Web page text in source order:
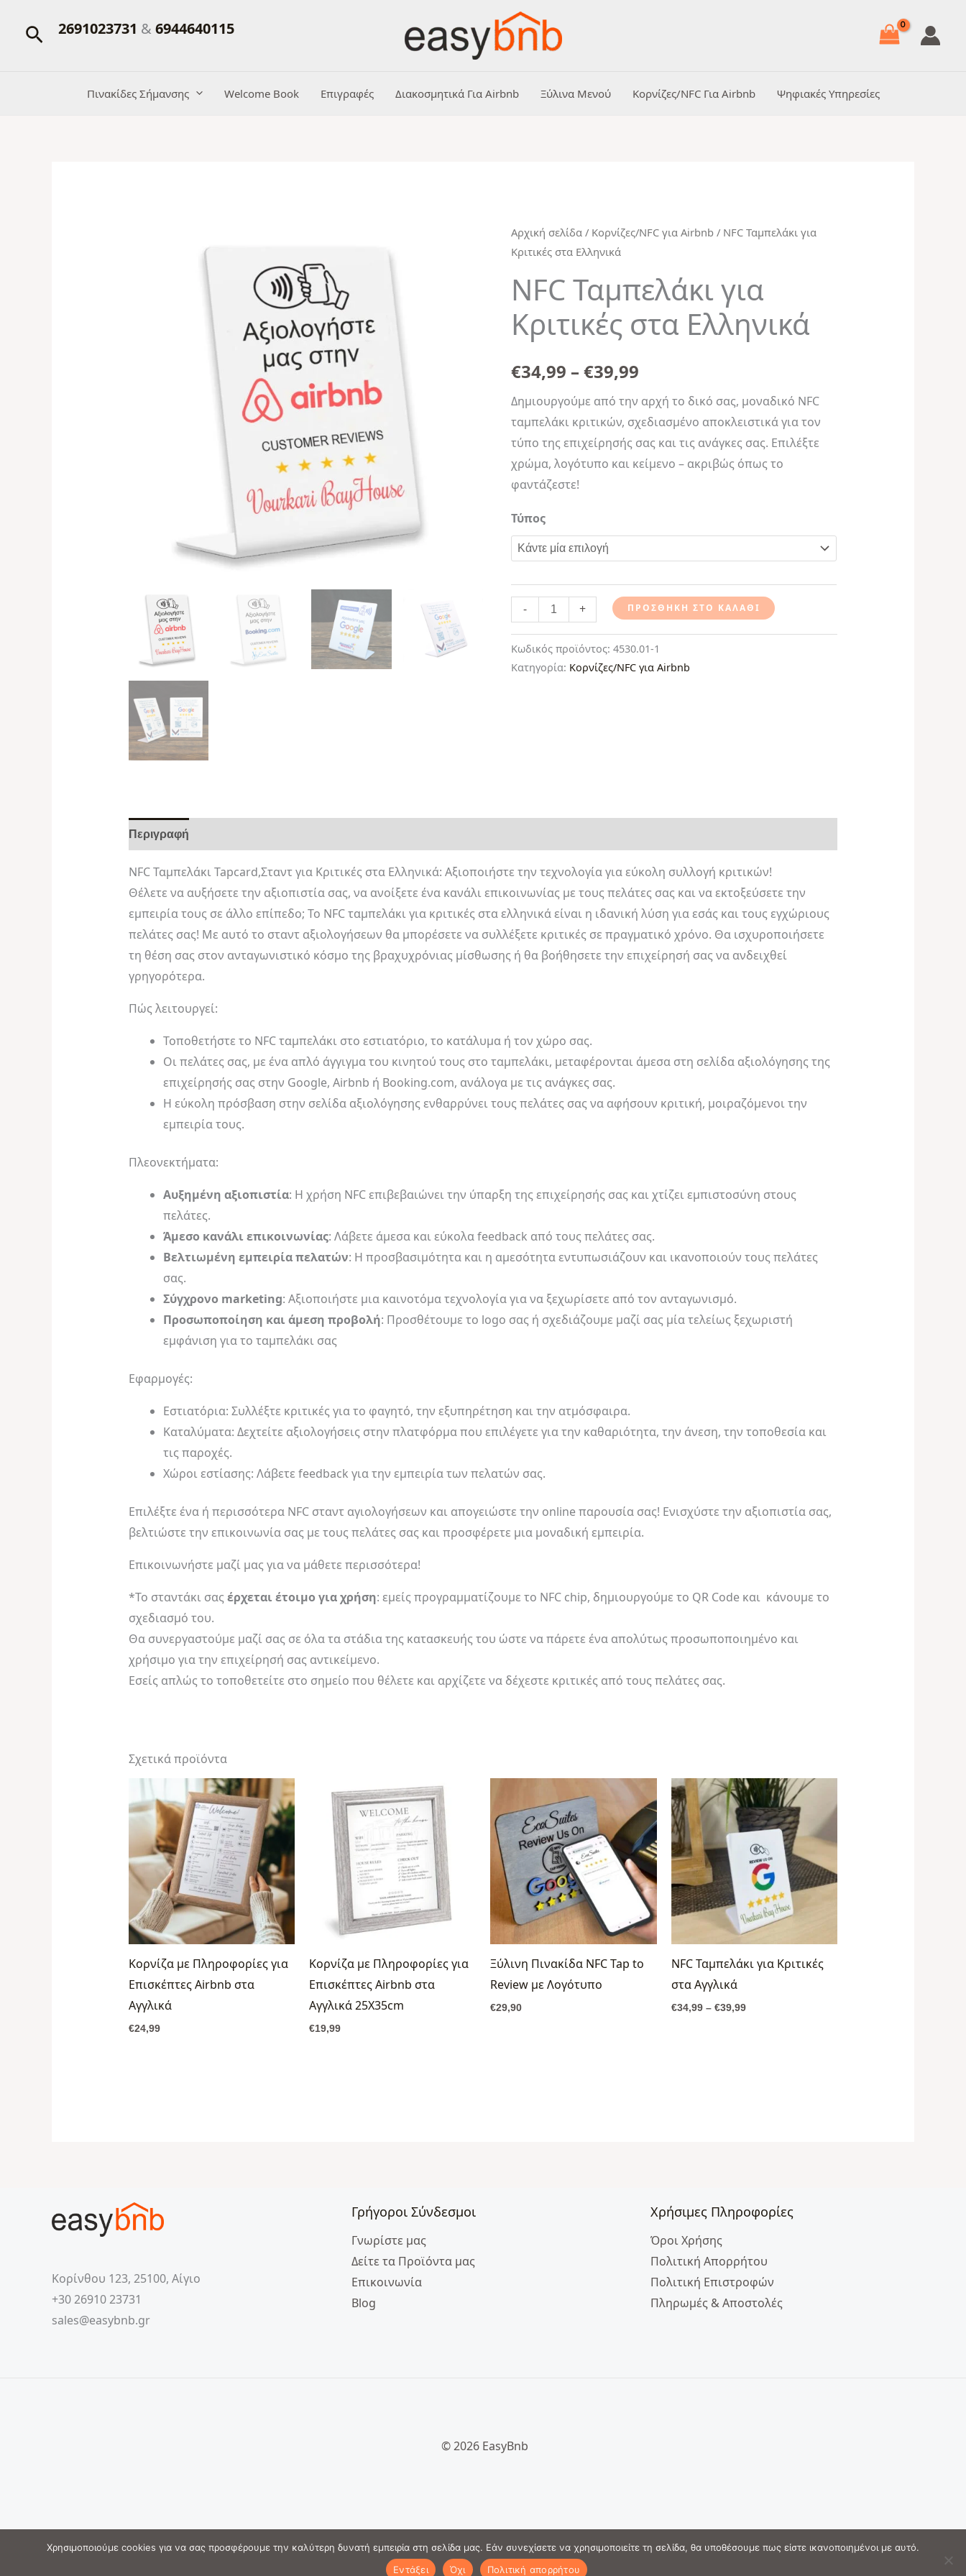
Αναζήτηση
2691023731 &6944640115
Πινακίδες Σήμανσης Welcome Book Επιγραφές Διακοσμητικά Για Airbnb Ξύλινα Μενού Κορνίζες/NFC Για Airbnb Ψηφιακές Υπηρεσίες
Αρχική σελίδα / Κορνίζες/NFC για Airbnb / NFC Ταμπελάκι για
Κριτικές στα Ελληνικά
NFC Ταμπελάκι για
Κριτικές στα Ελληνικά
€34,99 – €39,99
Price
€34,99
through
Δημιουργούμε από την αρχή το δικό σας, μοναδικό NFC
ταμπελάκι κριτικών, σχεδιασμένο αποκλειστικά για τον
τύπο της επιχείρησής σας και τις ανάγκες σας. Επιλέξτε
χρώμα, λογότυπο και κείμενο – ακριβώς όπως το
φαντάζεστε!
Τύπος
-
NFC
Ταμπελάκι
Κριτικές
στα
Ελληνικά
+ ΠΡΟΣΘΉΚΗ ΣΤΟ ΚΑΛΆΘΙ
Κωδικός προϊόντος:4530.01-1
Κατηγορία: Κορνίζες/NFC για Airbnb
Περιγραφή
NFC Ταμπελάκι Tapcard,Σταντ για Κριτικές στα Ελληνικά: Αξιοποιήστε την τεχνολογία για εύκολη συλλογή κριτικών!
Θέλετε να αυξήσετε την αξιοπιστία σας, να ανοίξετε ένα κανάλι επικοινωνίας με τους πελάτες σας και να εκτοξεύσετε την
εμπειρία τους σε άλλο επίπεδο; Το NFC ταμπελάκι για κριτικές στα ελληνικά είναι η ιδανική λύση για εσάς και τους εγχώριους
πελάτες σας! Με αυτό το σταντ αξιολογήσεων θα μπορέσετε να συλλέξετε κριτικές σε πραγματικό χρόνο. Θα ισχυροποιήσετε
τη θέση σας στον ανταγωνιστικό κόσμο της βραχυχρόνιας μίσθωσης ή θα βοήθησετε την επιχείρησή σας να ανδειχθεί
γρηγορότερα.
Πώς λειτουργεί:
Τοποθετήστε το NFC ταμπελάκι στο εστιατόριο, το κατάλυμα ή τον χώρο σας.
Οι πελάτες σας, με ένα απλό άγγιγμα του κινητού τους στο ταμπελάκι, μεταφέρονται άμεσα στη σελίδα αξιολόγησης της
επιχείρησής σας στην Google, Airbnb ή Booking.com, ανάλογα με τις ανάγκες σας.
Η εύκολη πρόσβαση στην σελίδα αξιολόγησης ενθαρρύνει τους πελάτες σας να αφήσουν κριτική, μοιραζόμενοι την
εμπειρία τους.
Πλεονεκτήματα:
Αυξημένη αξιοπιστία: Η χρήση NFC επιβεβαιώνει την ύπαρξη της επιχείρησής σας και χτίζει εμπιστοσύνη στους
πελάτες.
Άμεσο κανάλι επικοινωνίας: Λάβετε άμεσα και εύκολα feedback από τους πελάτες σας.
Βελτιωμένη εμπειρία πελατών: Η προσβασιμότητα και η αμεσότητα εντυπωσιάζουν και ικανοποιούν τους πελάτες
σας.
Σύγχρονο marketing: Αξιοποιήστε μια καινοτόμα τεχνολογία για να ξεχωρίσετε από τον ανταγωνισμό.
Προσωποποίηση και άμεση προβολή: Προσθέτουμε το logo σας ή σχεδιάζουμε μαζί σας μία τελείως ξεχωριστή
εμφάνιση για το ταμπελάκι σας
Εφαρμογές:
Εστιατόρια: Συλλέξτε κριτικές για το φαγητό, την εξυπηρέτηση και την ατμόσφαιρα.
Καταλύματα: Δεχτείτε αξιολογήσεις στην πλατφόρμα που επιλέγετε για την καθαριότητα, την άνεση, την τοποθεσία και
τις παροχές.
Χώροι εστίασης: Λάβετε feedback για την εμπειρία των πελατών σας.
Επιλέξτε ένα ή περισσότερα NFC σταντ αγιολογήσεων και απογειώστε την online παρουσία σας! Ενισχύστε την αξιοπιστία σας,
βελτιώστε την επικοινωνία σας με τους πελάτες σας και προσφέρετε μια μοναδική εμπειρία.
Επικοινωνήστε μαζί μας για να μάθετε περισσότερα!
*Το σταντάκι σας έρχεται έτοιμο για χρήση: εμείς προγραμματίζουμε το NFC chip, δημιουργούμε το QR Code και κάνουμε το
σχεδιασμό του.
Θα συνεργαστούμε μαζί σας σε όλα τα στάδια της κατασκευής του ώστε να πάρετε ένα απολύτως προσωποποιημένο και
χρήσιμο για την επιχείρησή σας αντικείμενο.
Εσείς απλώς το τοποθετείτε στο σημείο που θέλετε και αρχίζετε να δέχεστε κριτικές από τους πελάτες σας.
Σχετικά προϊόντα
Κορνίζα με Πληροφορίες για
Επισκέπτες Airbnb στα
Αγγλικά
€24,99
Κορνίζα με Πληροφορίες για
Επισκέπτες Airbnb στα
Αγγλικά 25X35cm
€19,99
Ξύλινη Πινακίδα NFC Tap to
Review με Λογότυπο
€29,90
NFC Ταμπελάκι για Κριτικές
στα Αγγλικά
€34,99 – €39,99
Price
range:
€34,99
through
€39,99
Κορίνθου 123, 25100, Αίγιο
+30 26910 23731
sales@easybnb.gr
Γρήγοροι Σύνδεσμοι
Γνωρίστε μας
Δείτε τα Προϊόντα μας
Επικοινωνία
Blog
Χρήσιμες Πληροφορίες
Όροι Χρήσης
Πολιτική Απορρήτου
Πολιτική Επιστροφών
Πληρωμές & Αποστολές
© 2026 EasyBnb
Χρησιμοποιούμε cookies για να σας προσφέρουμε την καλύτερη δυνατή εμπειρία στη σελίδα μας. Εάν συνεχίσετε να χρησιμοποιείτε τη σελίδα, θα υποθέσουμε πως είστε ικανοποιημένοι με αυτό.
Εντάξει
Όχι Πολιτική απορρήτου
Στείλτε μας μήνυμα